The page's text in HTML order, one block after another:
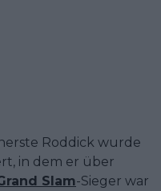
Roddick wurde
in dem er über
Slam-Sieger war